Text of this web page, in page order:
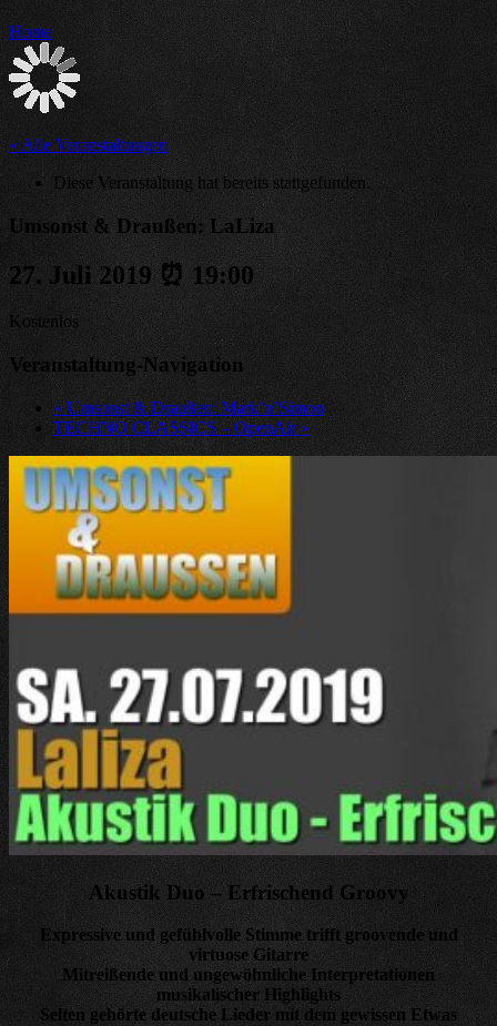
Home
« Alle Veranstaltungen
Diese Veranstaltung hat bereits stattgefunden.
Umsonst & Draußen: LaLiza
27. Juli 2019 ⏰ 19:00
Kostenlos
Veranstaltung-Navigation
« Umsonst & Draußen: Mark’n’Simon
TECHNO CLASSICS – OpenAir»
Akustik Duo – Erfrischend Groovy
Expressive und gefühlvolle Stimme trifft groovende und
virtuose Gitarre
Mitreißende und ungewöhnliche Interpretationen
musikalischer Highlights
Selten gehörte deutsche Lieder mit dem gewissen Etwas